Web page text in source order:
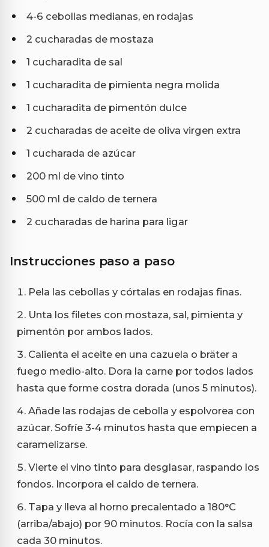
4-6 cebollas medianas, en rodajas
2 cucharadas de mostaza
1 cucharadita de sal
1 cucharadita de pimienta negra molida
1 cucharadita de pimentón dulce
2 cucharadas de aceite de oliva virgen extra
1 cucharada de azúcar
200 ml de vino tinto
500 ml de caldo de ternera
2 cucharadas de harina para ligar
Instrucciones paso a paso
Pela las cebollas y córtalas en rodajas finas.
Unta los filetes con mostaza, sal, pimienta y
pimentón por ambos lados.
Calienta el aceite en una cazuela o bräter a
fuego medio-alto. Dora la carne por todos lados
hasta que forme costra dorada (unos 5 minutos).
Añade las rodajas de cebolla y espolvorea con
azúcar. Sofríe 3-4 minutos hasta que empiecen a
caramelizarse.
Vierte el vino tinto para desglasar, raspando los
fondos. Incorpora el caldo de ternera.
Tapa y lleva al horno precalentado a 180°C
(arriba/abajo) por 90 minutos. Rocía con la salsa
cada 30 minutos.